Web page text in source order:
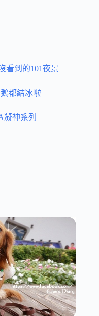
看到的101夜景
都結冰啦
神系列